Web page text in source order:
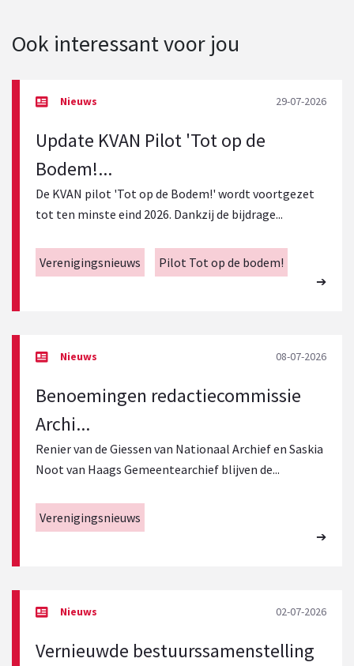
Ook interessant voor jou
29-07-2026
Update KVAN Pilot 'Tot op de
Bodem!...
De KVAN pilot 'Tot op de Bodem!' wordt voortgezet
tot ten minste eind 2026. Dankzij de bijdrage...
Verenigingsnieuws Pilot Tot op de bodem!
08-07-2026
Benoemingen redactiecommissie
Archi...
Renier van de Giessen van Nationaal Archief en Saskia
Noot van Haags Gemeentearchief blijven de...
Verenigingsnieuws
02-07-2026
Vernieuwde bestuurssamenstelling